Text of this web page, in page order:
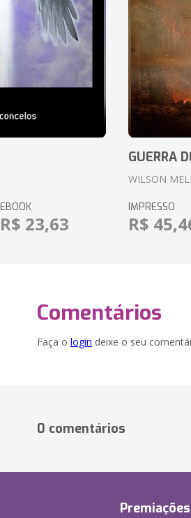
EBOOK
R$ 23,63
GUERRA
WILSON
IMPRESSO
R$
Comentários
Faça o login deixe o seu
0 comentários
Premiações